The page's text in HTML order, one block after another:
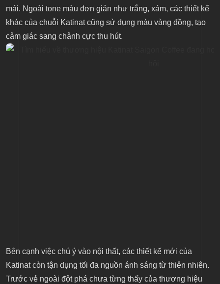
mái. Ngoài tone màu đơn giản như trắng, xám, các thiết kế
khác của chuỗi Katinat cũng sử dụng màu vàng đồng, tạo
cảm giác sang chảnh cực thu hút.
Bên cạnh việc chú ý vào nội thất, các thiết kế mới của
Katinat còn tận dụng tối đa nguồn ánh sáng từ thiên nhiên.
Trước vẻ ngoài đột phá chưa từng thấy của thương hiệu